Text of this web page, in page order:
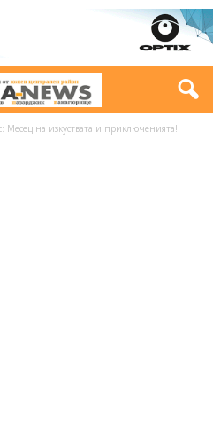
Месец на изкуствата и приключенията!